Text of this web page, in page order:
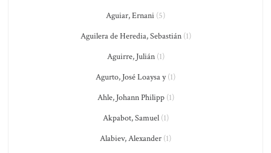
Aguiar, Ernani (5)
Aguilera de Heredia, Sebastián(1)
Aguirre, Julián(1)
Agurto, José Loaysa y(1)
Ahle, Johann Philipp(1)
Akpabot, Samuel(1)
Alabiev, Alexander (1)